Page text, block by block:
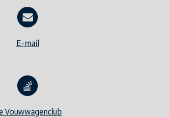
E-mail
Vouwwagenclub